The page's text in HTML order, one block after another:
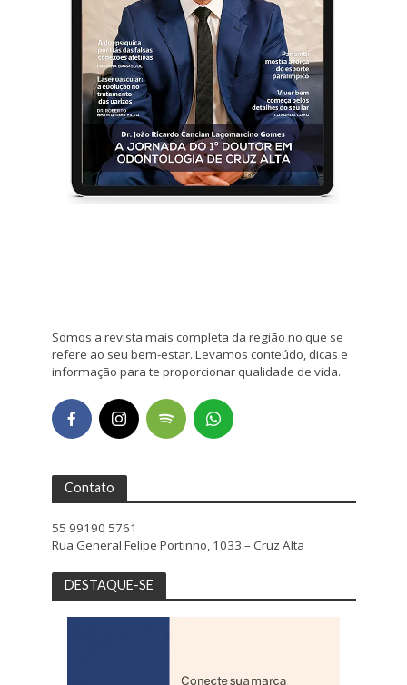
Somos a revista mais completa da região no que se
refere ao seu bem-estar. Levamos conteúdo, dicas e
informação para te proporcionar qualidade de vida.
Contato
55 99190 5761
Rua General Felipe Portinho, 1033 – Cruz Alta
DESTAQUE-SE